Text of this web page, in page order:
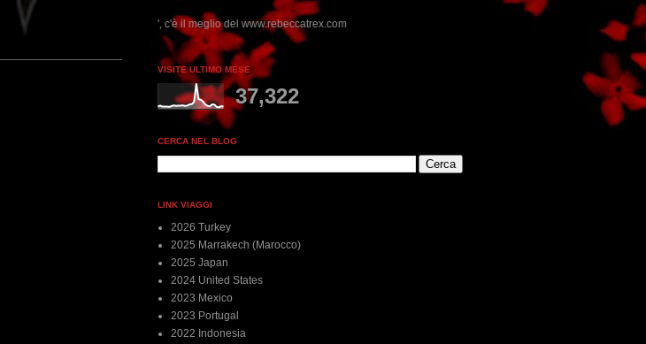
"qui", c'è il meglio del www.rebeccatrex.com
VISITE ULTIMO MESE
37,322
CERCA NEL BLOG
LINK VIAGGI
2026 Turkey
2025 Marrakech (Marocco)
2025 Japan
2024 United States
2023 Mexico
2023 Portugal
2022 Indonesia